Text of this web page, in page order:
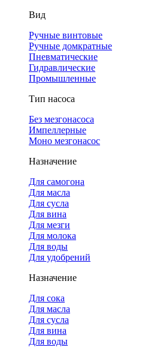
Вид
Ручные винтовые
Ручные домкратные
Пневматические
Гидравлические
Промышленные
Тип насоса
Без мезгонасоса
Импеллерные
Моно мезгонасос
Назначение
Для самогона
Для масла
Для сусла
Для вина
Для мезги
Для молока
Для воды
Для удобрений
Назначение
Для сока
Для масла
Для сусла
Для вина
Для воды